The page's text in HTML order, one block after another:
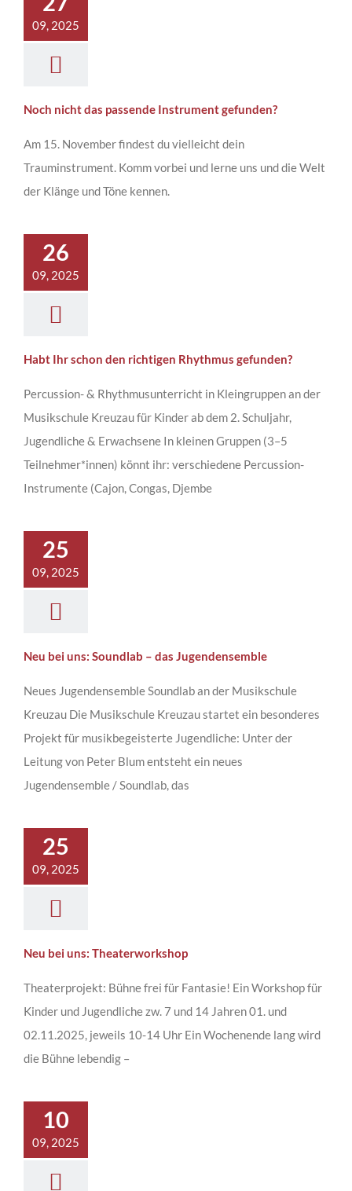
09, 2025
Noch nicht das passende Instrument gefunden?
Am 15. November findest du vielleicht dein
Trauminstrument. Komm vorbei und lerne uns und die Welt
der Klänge und Töne kennen.
26
09, 2025
Habt Ihr schon den richtigen Rhythmus gefunden?
Percussion- & Rhythmusunterricht in Kleingruppen an der
Musikschule Kreuzau für Kinder ab dem 2. Schuljahr,
Jugendliche & Erwachsene In kleinen Gruppen (3–5
Teilnehmer*innen) könnt ihr: verschiedene Percussion-
Instrumente (Cajon, Congas, Djembe
25
09, 2025
Neu bei uns: Soundlab – das Jugendensemble
Neues Jugendensemble Soundlab an der Musikschule
Kreuzau Die Musikschule Kreuzau startet ein besonderes
Projekt für musikbegeisterte Jugendliche: Unter der
Leitung von Peter Blum entsteht ein neues
Jugendensemble / Soundlab, das
25
09, 2025
Neu bei uns: Theaterworkshop
Theaterprojekt: Bühne frei für Fantasie! Ein Workshop für
Kinder und Jugendliche zw. 7 und 14 Jahren 01. und
02.11.2025, jeweils 10-14 Uhr Ein Wochenende lang wird
die Bühne lebendig –
10
09, 2025